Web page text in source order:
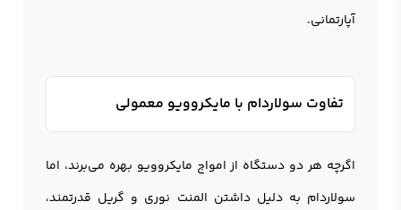
آپارتمانی.
تفاوت سولاردام با مایکروویو معمولی
اگرچه هر دو دستگاه از امواج مایکروویو بهره می‌برند، اما
سولاردام به دلیل داشتن المنت نوری و گریل قدرتمند،